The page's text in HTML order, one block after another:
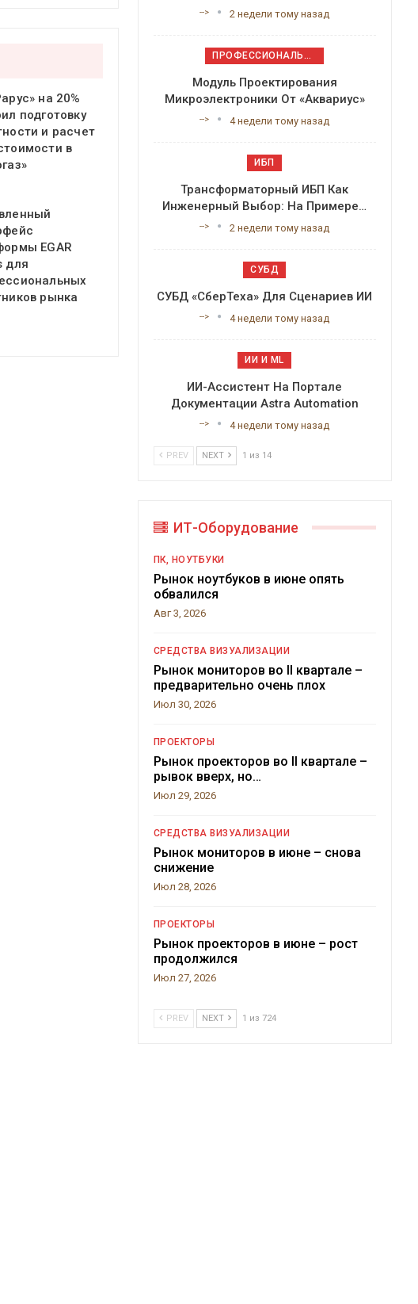
на 20%
подготовку
и расчет
в
EGAR
для
рынка
--> 2 недели тому назад
ПРОФЕССИОНАЛЬНОЕ ПРИКЛАДНОЕ ПО
Модуль Проектирования
Микроэлектроники От «Аквариус»
--> 4 недели тому назад
ИБП
Трансформаторный ИБП Как
Инженерный Выбор: На Примере…
--> 2 недели тому назад
СУБД
СУБД «СберТеха» Для Сценариев ИИ
--> 4 недели тому назад
ИИ И ML
ИИ-Ассистент На Портале
Документации Astra Automation
--> 4 недели тому назад
PREV NEXT 1 из 14
ИТ-Оборудование
ПК, НОУТБУКИ
Рынок ноутбуков в июне опять
обвалился
Авг 3, 2026
СРЕДСТВА ВИЗУАЛИЗАЦИИ
Рынок мониторов во II квартале –
предварительно очень плох
Июл 30, 2026
ПРОЕКТОРЫ
Рынок проекторов во II квартале –
рывок вверх, но…
Июл 29, 2026
СРЕДСТВА ВИЗУАЛИЗАЦИИ
Рынок мониторов в июне – снова
снижение
Июл 28, 2026
ПРОЕКТОРЫ
Рынок проекторов в июне – рост
продолжился
Июл 27, 2026
PREV NEXT 1 из 724